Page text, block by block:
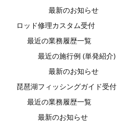
最新のお知らせ
ロッド修理カスタム受付
最近の業務履歴一覧
最近の施行例 (単発紹介)
最新のお知らせ
琵琶湖フィッシングガイド受付
最近の業務履歴一覧
最新のお知らせ